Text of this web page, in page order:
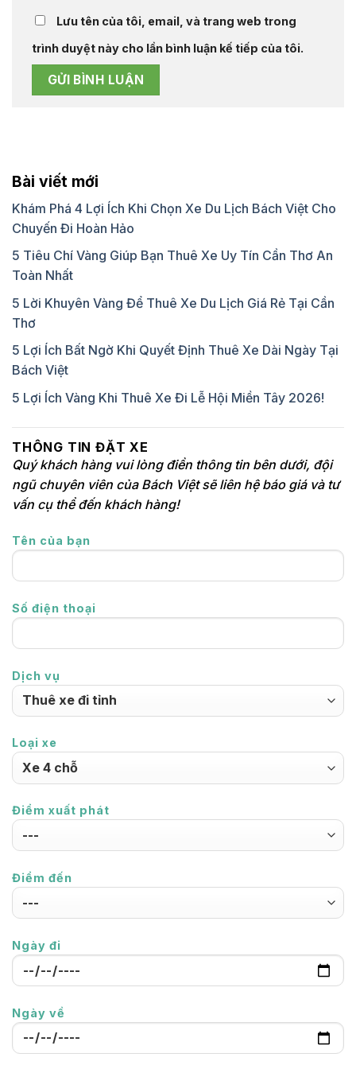
Lưu tên của tôi, email, và trang web trong
trình duyệt này cho lần bình luận kế tiếp của tôi.
Bài viết mới
Khám Phá 4 Lợi Ích Khi Chọn Xe Du Lịch Bách Việt Cho
Chuyến Đi Hoàn Hảo
5 Tiêu Chí Vàng Giúp Bạn Thuê Xe Uy Tín Cần Thơ An
Toàn Nhất
5 Lời Khuyên Vàng Để Thuê Xe Du Lịch Giá Rẻ Tại Cần
Thơ
5 Lợi Ích Bất Ngờ Khi Quyết Định Thuê Xe Dài Ngày Tại
Bách Việt
5 Lợi Ích Vàng Khi Thuê Xe Đi Lễ Hội Miền Tây 2026!
THÔNG TIN ĐẶT XE
Quý khách hàng vui lòng điền thông tin bên dưới, đội
ngũ chuyên viên của Bách Việt sẽ liên hệ báo giá và tư
vấn cụ thể đến khách hàng!
Tên của bạn
Số điện thoại
Dịch vụ
Loại xe
Điểm xuất phát
Điểm đến
Ngày đi
Ngày về